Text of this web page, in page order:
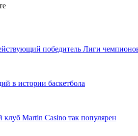
победитель Лиги чемпионов
в истории баскетбола
Martin Casino так популярен